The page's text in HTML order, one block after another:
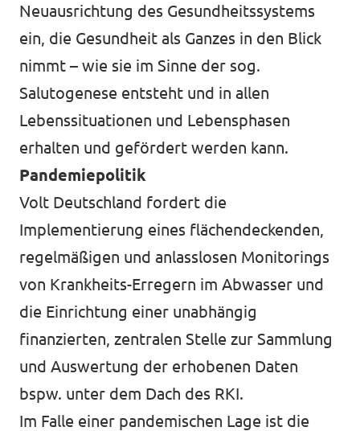
Neuausrichtung des Gesundheitssystems
ein, die Gesundheit als Ganzes in den Blick
nimmt – wie sie im Sinne der sog.
Salutogenese entsteht und in allen
Lebenssituationen und Lebensphasen
erhalten und gefördert werden kann.
Pandemiepolitik
Volt Deutschland fordert die
Implementierung eines flächendeckenden,
regelmäßigen und anlasslosen Monitorings
von Krankheits-Erregern im Abwasser und
die Einrichtung einer unabhängig
finanzierten, zentralen Stelle zur Sammlung
und Auswertung der erhobenen Daten
bspw. unter dem Dach des RKI.
Im Falle einer pandemischen Lage ist die